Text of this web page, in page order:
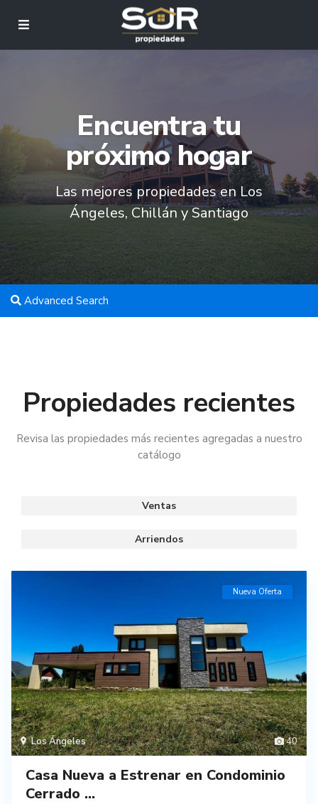
Encuentra tu
próximo hogar
Las mejores propiedades en Los
Ángeles, Chillán y Santiago
Advanced Search
Propiedades recientes
Revisa las propiedades más recientes agregadas a nuestro
catálogo
Ventas
Arriendos
40
Los Ángeles
Nueva Oferta
Casa Nueva a Estrenar en Condominio
Cerrado ...